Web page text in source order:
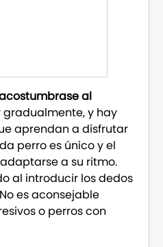
al
gradualmente, y hay
aprendan a disfrutar
perro es único y el
a su ritmo.
al introducir los dedos
es aconsejable
o perros con